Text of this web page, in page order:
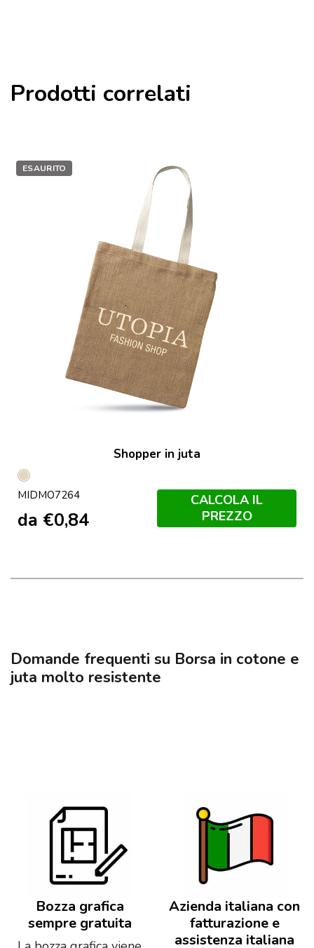
Prodotti correlati
ESAURITO
Shopper in juta
Beige
MIDMO7264
da €0,84
CALCOLA IL
PREZZO
Domande frequenti su Borsa in cotone e
juta molto resistente
Bozza grafica
sempre gratuita
Azienda italiana con
fatturazione e
assistenza italiana